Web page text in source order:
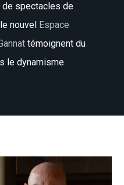
de spectacles de
nouvel Espace
témoignent du
le dynamisme